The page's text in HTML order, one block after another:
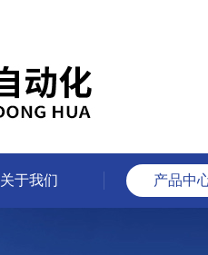
关于我们 产品中